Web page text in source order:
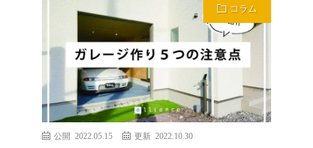
コラム
公開 2022.05.15 更新 2022.10.30